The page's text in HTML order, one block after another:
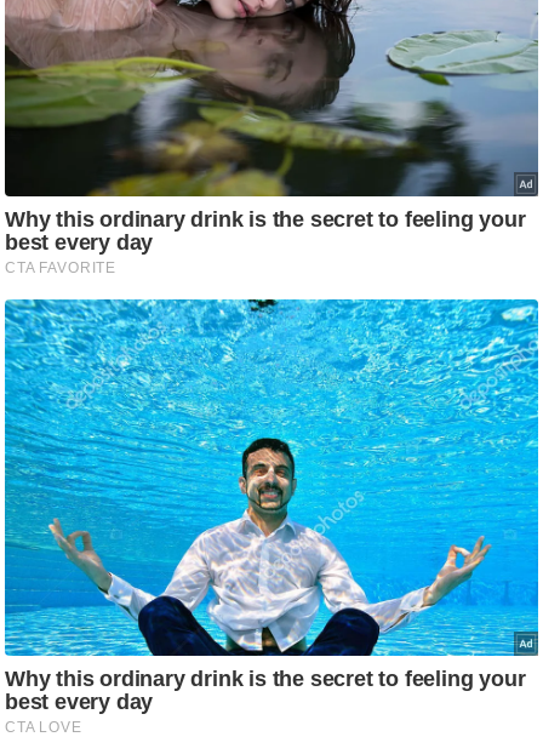
जी
ब्यू
टी
/
न
घ
रे
लू
नु
स्खे
प
र्य
ट
न
स्थ
फि
ट
ने
स
मं